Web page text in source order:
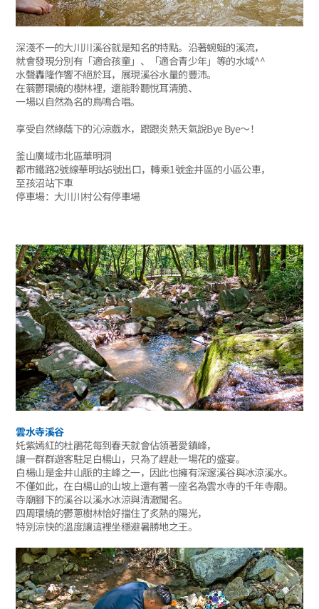
深淺不一的大川川溪谷就是知名的特點。沿著蜿蜒的溪流，
就會發現分別有「適合孩童」、「適合青少年」等的水域^^
水聲轟隆作響不絕於耳，展現溪谷水量的豐沛。
在蓊鬱環繞的樹林裡，還能聆聽悅耳清脆、
一場以自然為名的鳥鳴合唱。
享受自然綠蔭下的沁涼戲水，跟跟炎熱天氣說Bye Bye～！
釜山廣域市北區華明洞
都市鐵路2號線華明站6號出口，轉乘1號金井區的小區公車，
至孩沼站下車
停車場：大川川村公有停車場
雲水寺溪谷
奼紫嫣紅的杜鵑花每到春天就會佔領著愛鎮峰，
讓一群群遊客駐足白楊山，只為了趕赴一場花的盛宴。
白楊山是金井山脈的主峰之一，因此也擁有深邃溪谷與冰涼溪水。
不僅如此，在白楊山的山坡上還有著一座名為雲水寺的千年寺廟。
寺廟腳下的溪谷以溪水冰涼與清澈聞名。
四周環繞的鬱蔥樹林恰好擋住了炙熱的陽光，
特別涼快的溫度讓這裡坐穩避暑勝地之王。